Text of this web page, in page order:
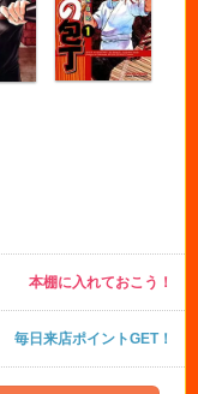
本棚に入れておこう！
毎日来店ポイントGET！